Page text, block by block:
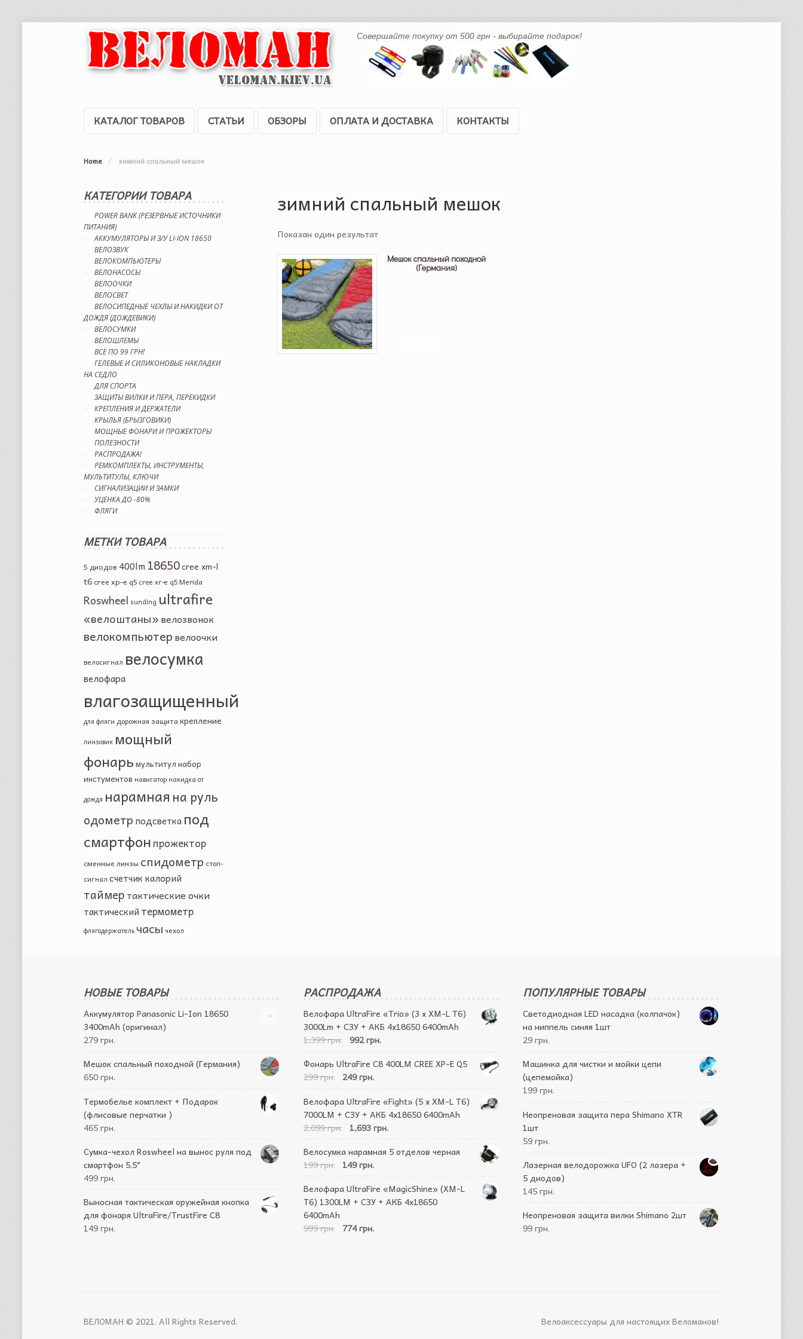
Совершайте покупку от 500 грн - выбирайте подарок!
КАТАЛОГ ТОВАРОВ СТАТЬИ ОБЗОРЫ ОПЛАТА И ДОСТАВКА КОНТАКТЫ
Home / зимний спальный мешок
зимний спальный мешок
Показан один результат
Мешок спальный походной
(Германия)
КАТЕГОРИИ ТОВАРА
POWER BANK (РЕЗЕРВНЫЕ ИСТОЧНИКИ
ПИТАНИЯ)
АККУМУЛЯТОРЫ И З/У LI-ION 18650
ВЕЛОЗВУК
ВЕЛОКОМПЬЮТЕРЫ
ВЕЛОНАСОСЫ
ВЕЛООЧКИ
ВЕЛОСВЕТ
ВЕЛОСИПЕДНЫЕ ЧЕХЛЫ И НАКИДКИ ОТ
ДОЖДЯ (ДОЖДЕВИКИ)
ВЕЛОСУМКИ
ВЕЛОШЛЕМЫ
ВСЁ ПО 99 ГРН!
ГЕЛЕВЫЕ И СИЛИКОНОВЫЕ НАКЛАДКИ
НА СЕДЛО
ДЛЯ СПОРТА
ЗАЩИТЫ ВИЛКИ И ПЕРА, ПЕРЕКИДКИ
КРЕПЛЕНИЯ И ДЕРЖАТЕЛИ
КРЫЛЬЯ (БРЫЗГОВИКИ)
МОЩНЫЕ ФОНАРИ И ПРОЖЕКТОРЫ
ПОЛЕЗНОСТИ
РАСПРОДАЖА!
РЕМКОМПЛЕКТЫ, ИНСТРУМЕНТЫ,
МУЛЬТИТУЛЫ, КЛЮЧИ
СИГНАЛИЗАЦИИ И ЗАМКИ
УЦЕНКА ДО -80%
ФЛЯГИ
МЕТКИ ТОВАРА
5 диодов 400lm 18650cree xm-l
t6 cree xp-e q5 cree xr-e q5Merida
Roswheel sunding ultrafire
«велоштаны»велозвонок
велокомпьютервелоочки
велосигнал велосумка
велофара
влагозащищенный
для фляги дорожная защитакрепление
линзовик мощный
фонарьмультитулнабор
инстументов навигатор накидка от
дождя нарамная на руль
одометр подсветка под
смартфонпрожектор
сменные линзы спидометр стоп-
сигнал счетчик калорий
таймертактические очки
тактическийтермометр
флягодержатель часы чехол
НОВЫЕ ТОВАРЫ
Аккумулятор Panasonic Li-Ion 18650
3400mAh (оригинал)
279 грн.
Мешок спальный походной (Германия)
650 грн.
Термобелье комплект + Подарок
(флисовые перчатки )
465 грн.
Cумка-чехол Roswheel на вынос руля под
смартфон 5.5″
499 грн.
Выносная тактическая оружейная кнопка
для фонаря UltraFire/TrustFire C8
149 грн.
РАСПРОДАЖА
Велофара UltraFire «Trio» (3 x XM-L T6)
3000Lm + СЗУ + АКБ 4х18650 6400mAh
1,399 грн.
992 грн.
Фонарь UltraFire C8 400LM CREE XP-E Q5
299 грн.
249 грн.
Велофара UltraFire «Fight» (5 x XM-L T6)
7000LM + СЗУ + АКБ 4х18650 6400mAh
2,099 грн.
1,693 грн.
Велосумка нарамная 5 отделов черная
199 грн.
149 грн.
Велофара UltraFire «MagicShine» (XM-L
T6) 1300LM + СЗУ + АКБ 4х18650
6400mAh
999 грн.
774 грн.
ПОПУЛЯРНЫЕ ТОВАРЫ
Светодиодная LED насадка (колпачок)
на ниппель синяя 1шт
29 грн.
Машинка для чистки и мойки цепи
(цепемойка)
199 грн.
Неопреновая защита пера Shimano XTR
1шт
59 грн.
Лазерная велодорожка UFO (2 лазера +
5 диодов)
145 грн.
Неопреновая защита вилки Shimano 2шт
99 грн.
ВЕЛОМАН © 2021. All Rights Reserved. Велоаксессуары для настоящих Веломанов!